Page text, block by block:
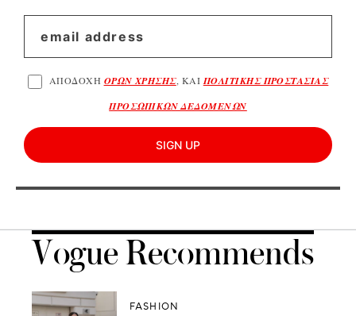
ΑΠΟΔΟΧΗ ΟΡΩΝ ΧΡΗΣΗΣ, ΚΑΙ ΠΟΛΙΤΙΚΗΣ ΠΡΟΣΤΑΣΙΑΣ
ΠΡΟΣΩΠΙΚΩΝ ΔΕΔΟΜΕΝΩΝ
SIGN UP
Vogue Recommends
FASHION